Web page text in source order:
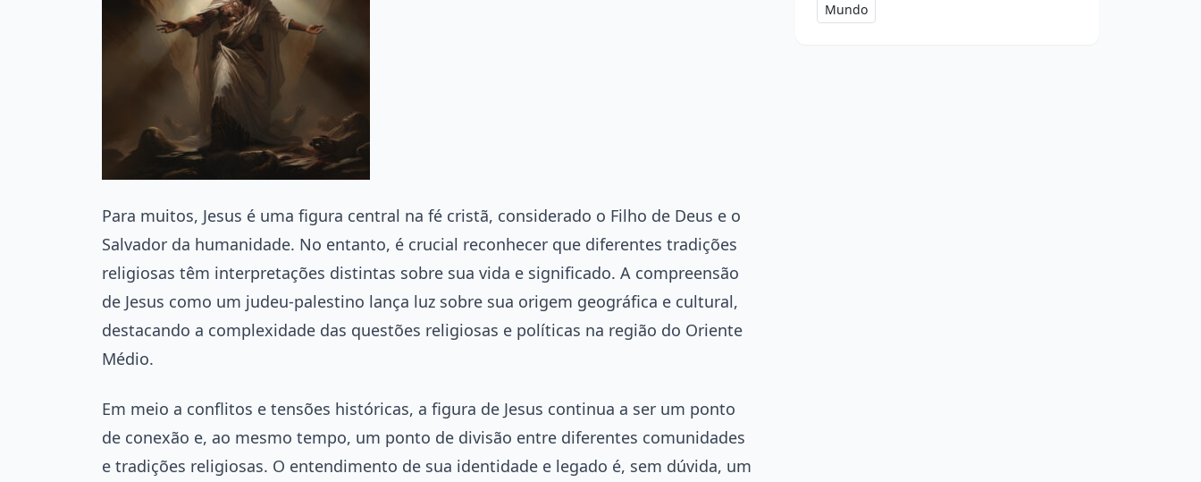
Para muitos, Jesus é uma figura central na fé cristã, considerado o Filho de Deus e o
Salvador da humanidade. No entanto, é crucial reconhecer que diferentes tradições
religiosas têm interpretações distintas sobre sua vida e significado. A compreensão
de Jesus como um judeu-palestino lança luz sobre sua origem geográfica e cultural,
destacando a complexidade das questões religiosas e políticas na região do Oriente
Médio.
Em meio a conflitos e tensões históricas, a figura de Jesus continua a ser um ponto
de conexão e, ao mesmo tempo, um ponto de divisão entre diferentes comunidades
e tradições religiosas. O entendimento de sua identidade e legado é, sem dúvida, um
Mundo